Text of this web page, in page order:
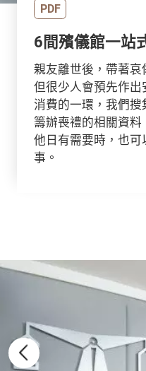
PDF
6間殯儀館一站
親友離世後，帶著哀
但很少人會預先作
消費的一環，我們
籌辦喪禮的相關資料
他日有需要時，也
事。